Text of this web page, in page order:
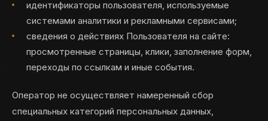
идентификаторы пользователя, используемые
системами аналитики и рекламными сервисами;
сведения о действиях Пользователя на сайте:
просмотренные страницы, клики, заполнение форм,
переходы по ссылкам и иные события.
Оператор не осуществляет намеренный сбор
специальных категорий персональных данных,